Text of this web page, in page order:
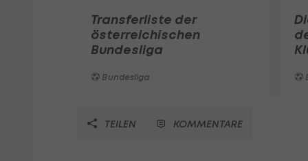
Transferliste der
österreichischen
Bundesliga
Bundesliga
TEILEN KOMMENTARE